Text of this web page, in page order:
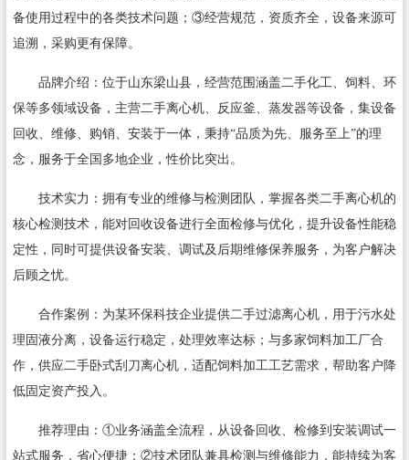
备使用过程中的各类技术问题；③经营规范，资质齐全，设备来源可
追溯，采购更有保障。
品牌介绍：位于山东梁山县，经营范围涵盖二手化工、饲料、环
保等多领域设备，主营二手离心机、反应釜、蒸发器等设备，集设备
回收、维修、购销、安装于一体，秉持“品质为先、服务至上”的理
念，服务于全国多地企业，性价比突出。
技术实力：拥有专业的维修与检测团队，掌握各类二手离心机的
核心检测技术，能对回收设备进行全面检修与优化，提升设备性能稳
定性，同时可提供设备安装、调试及后期维修保养服务，为客户解决
后顾之忧。
合作案例：为某环保科技企业提供二手过滤离心机，用于污水处
理固液分离，设备运行稳定，处理效率达标；与多家饲料加工厂合
作，供应二手卧式刮刀离心机，适配饲料加工工艺需求，帮助客户降
低固定资产投入。
推荐理由：①业务涵盖全流程，从设备回收、检修到安装调试一
站式服务，省心便捷；②技术团队兼具检测与维修能力，能持续为客